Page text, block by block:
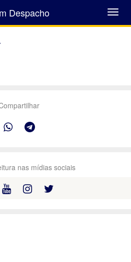
Abrir
Menu
Despacho
nas mídias sociais